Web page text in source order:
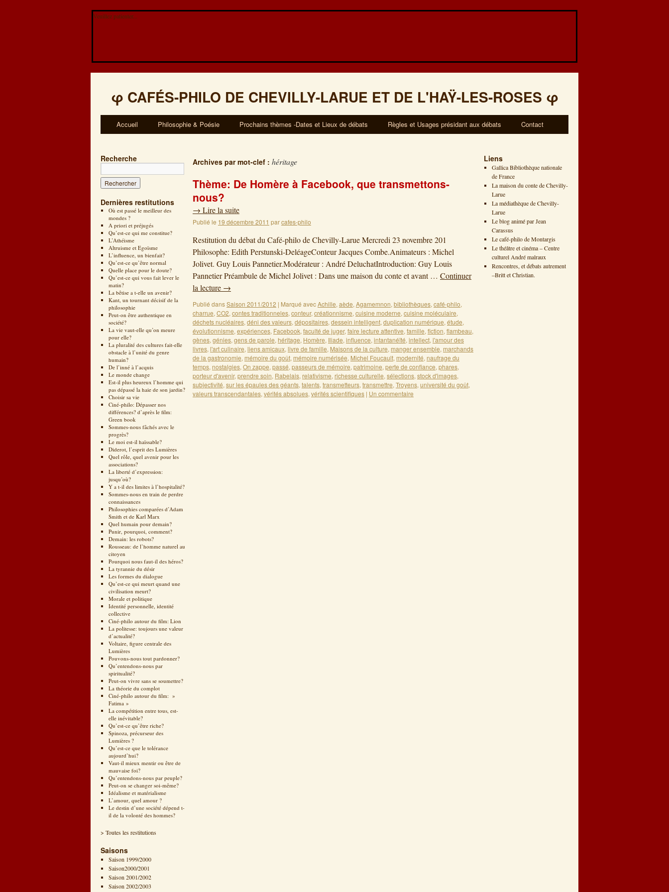
Veuillez patienter...
φ CAFÉS-PHILO DE CHEVILLY-LARUE ET DE L'HAŸ-LES-ROSES φ
Accueil Philosophie & Poésie Prochains thèmes -Dates et Lieux de débats Règles et Usages présidant aux débats Contact
Recherche
Dernières restitutions
Où est passé le meilleur des
mondes ?
A priori et préjugés
Qu’est-ce qui me constitue?
L’Athéisme
Altruisme et Egoïsme
L’influence, un bienfait?
Qu’est-ce qu’être normal
Quelle place pour le doute?
Qu’est-ce qui vous fait lever le
matin?
La bêtise a t-elle un avenir?
Kant, un tournant décisif de la
philosophie
Peut-on être authentique en
société?
La vie vaut-elle qu’on meure
pour elle?
La pluralité des cultures fait-elle
obstacle à l’unité du genre
humain?
De l’inné à l’acquis
Le monde change
Est-il plus heureux l’homme qui
pas dépassé la haie de son jardin?
Choisir sa vie
Ciné-philo: Dépasser nos
différences? d’après le film:
Green book
Sommes-nous fâchés avec le
progrès?
Le moi est-il haïssable?
Diderot, l’esprit des Lumières
Quel rôle, quel avenir pour les
associations?
La liberté d’expression:
jusqu’où?
Y a t-il des limites à l’hospitalité?
Sommes-nous en train de perdre
connaissances
Philosophies comparées d’Adam
Smith et de Karl Marx
Quel humain pour demain?
Punir, pourquoi, comment?
Demain: les robots?
Rousseau: de l’homme naturel au
citoyen
Pourquoi nous faut-il des héros?
La tyrannie du désir
Les formes du dialogue
Qu’est-ce qui meurt quand une
civilisation meurt?
Morale et politique
Identité personnelle, identité
collective
Ciné-philo autour du film: Lion
La politesse: toujours une valeur
d’actualité?
Voltaire, figure centrale des
Lumières
Pouvons-nous tout pardonner?
Qu’entendons-nous par
spiritualité?
Peut-on vivre sans se soumettre?
La théorie du complot
Ciné-philo autour du film: »
Fatima »
La compétition entre tous, est-
elle inévitable?
Qu’est-ce qu’être riche?
Spinoza, précurseur des
Lumières ?
Qu’est-ce que le tolérance
aujourd’hui?
Vaut-il mieux mentir ou être de
mauvaise foi?
Qu’entendons-nous par peuple?
Peut-on se changer soi-même?
Idéalisme et matérialisme
L’amour, quel amour ?
Le destin d’une société dépend t-
il de la volonté des hommes?
> Toutes les restitutions
Saisons
Saison 1999/2000
Saison2000/2001
Saison 2001/2002
Saison 2002/2003
Archives par mot-clef : héritage
Thème: De Homère à Facebook, que transmettons-
nous?
→ Lire la suite
Publié le 19 décembre 2011 parcafes-philo
Restitution du débat du Café-philo de Chevilly-Larue Mercredi 23 novembre 201
Philosophe: Edith Perstunski-DeléageConteur Jacques Combe.Animateurs : Michel
Jolivet. Guy Louis Pannetier.Modérateur : André DeluchatIntroduction: Guy Louis
Pannetier Préambule de Michel Jolivet : Dans une maison du conte et avant … Continuer
la lecture →
Publié dansSaison 2011/2012 | Marqué avecAchille, aède, Agamemnon, bibliothèques, café-philo,
charrue, CO2, contes traditionneles, conteur, créationnisme, cuisine moderne, cuisine moléculaire,
déchets nucléaires, déni des valeurs, dépositaires, dessein intelligent, duplication numérique, étude,
évolutionnisme, expériences, Facebook, faculté de juger, faire lecture attentive, famille, fiction, flambeau,
gènes, génies, gens de parole, héritage, Homère, Iliade, influence, intantanéïté, intellect, l'amour des
livres, l'art culinaire, liens amicaux, livre de famille, Maisons de la culture, manger ensemble, marchands
de la gastronomie, mémoire du goût, mémoire numérisée, Michel Foucault, modernité, naufrage du
temps, nostalgies, On zappe, passé, passeurs de mémoire, patrimoine, perte de confiance, phares,
porteur d'avenir, prendre soin, Rabelais, relativisme, richesse culturelle, sélections, stock d'images,
subjectivité, sur les épaules des géants, talents, transmetteurs, transmettre, Troyens, université du goût,
valeurs transcendantales, vérités absolues, vérités scientifiques | Un commentaire
Liens
Gallica Bibliothèque nationale
de France
La maison du conte de Chevilly-
Larue
La médiathèque de Chevilly-
Larue
Le blog animé par Jean
Carassus
Le café-philo de Montargis
Le théâtre et cinéma – Centre
culturel André malraux
Rencontres, et débats autrement
–Britt et Christian.